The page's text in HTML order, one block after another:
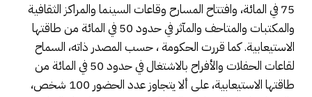
75 في المائة، وافتتاح المسارح وقاعات السينما والمراكز الثقافية
والمكتبات والمتاحف والمآثر في حدود 50 في المائة من طاقتها
الاستيعابية. كما قررت الحكومة ، حسب المصدر ذاته، السماح
لقاعات الحفلات والأفراح بالاشتغال في حدود 50 في المائة من
طاقتها الاستيعابية، على ألا يتجاوز عدد الحضور 100 شخص،